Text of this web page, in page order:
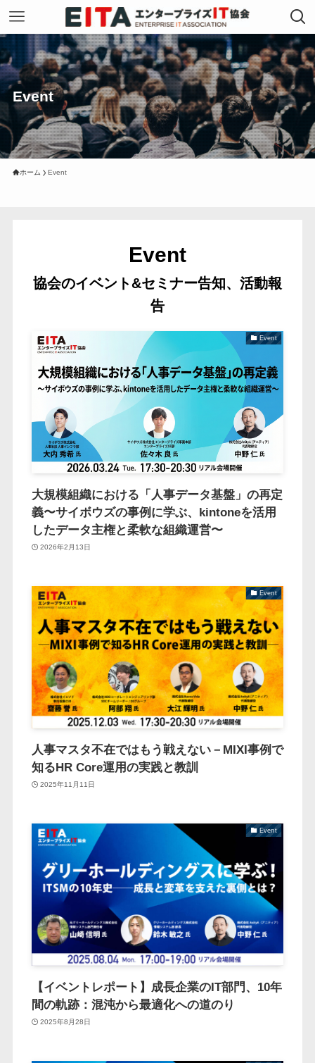
Event
ホーム Event
Event
協会のイベント&セミナー告知、活動報
告
Event
大規模組織における「人事データ基盤」の再定
義〜サイボウズの事例に学ぶ、kintoneを活用
したデータ主権と柔軟な組織運営〜
2026年2月13日
Event
人事マスタ不在ではもう戦えない－MIXI事例で
知るHR Core運用の実践と教訓
2025年11月11日
Event
【イベントレポート】成長企業のIT部門、10年
間の軌跡：混沌から最適化への道のり
2025年8月28日